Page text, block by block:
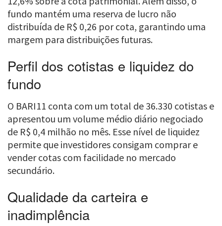
fundo mantém uma reserva de lucro não
distribuída de R$ 0,26 por cota, garantindo uma
margem para distribuições futuras.
Perfil dos cotistas e liquidez do
fundo
O BARI11 conta com um total de 36.330 cotistas e
apresentou um volume médio diário negociado
de R$ 0,4 milhão no mês. Esse nível de liquidez
permite que investidores consigam comprar e
vender cotas com facilidade no mercado
secundário.
Qualidade da carteira e
inadimplência